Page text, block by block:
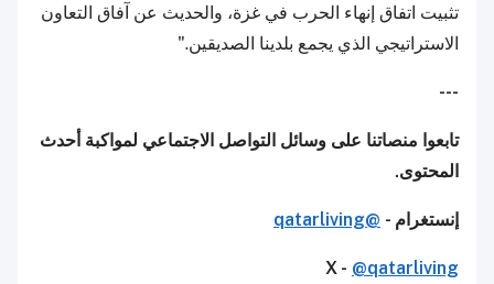
تثبيت اتفاق إنهاء الحرب في غزة، والحديث عن آفاق التعاون
الاستراتيجي الذي يجمع بلدينا الصديقين."
---
تابعوا منصاتنا على وسائل التواصل الاجتماعي لمواكبة أحدث
المحتوى.
إنستغرام - @qatarliving
X - @qatarliving